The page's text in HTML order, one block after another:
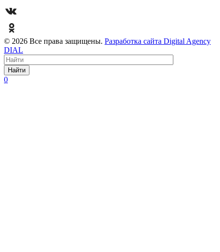
© 2026 Все права защищены. Разработка сайта Digital Agency
DIAL
Найти
0